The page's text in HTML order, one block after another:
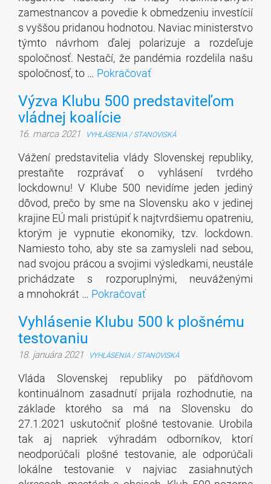
zamestnancov a povedie k obmedzeniu investícií
s vyššou pridanou hodnotou. Naviac ministerstvo
týmto návrhom ďalej polarizuje a rozdeľuje
spoločnosť. Nestačí, že pandémia rozdelila našu
spoločnosť, to … Pokračovať
Výzva Klubu 500 predstaviteľom
vládnej koalície
16. marca 2021 VYHLÁSENIA / STANOVISKÁ
Vážení predstavitelia vlády Slovenskej republiky,
prestaňte rozprávať o vyhlásení tvrdého
lockdownu! V Klube 500 nevidíme jeden jediný
dôvod, prečo by sme na Slovensku ako v jedinej
krajine EÚ mali pristúpiť k najtvrdšiemu opatreniu,
ktorým je vypnutie ekonomiky, tzv. lockdown.
Namiesto toho, aby ste sa zamysleli nad sebou,
nad svojou prácou a svojimi výsledkami, neustále
prichádzate s rozporuplnými, neuváženými
a mnohokrát … Pokračovať
Vyhlásenie Klubu 500 k plošnému
testovaniu
18. januára 2021 VYHLÁSENIA / STANOVISKÁ
Vláda Slovenskej republiky po päťdňovom
kontinuálnom zasadnutí prijala rozhodnutie, na
základe ktorého sa má na Slovensku do
27.1.2021 uskutočniť plošné testovanie. Urobila
tak aj napriek výhradám odborníkov, ktorí
neodporúčali plošné testovanie, ale odporúčali
lokálne testovanie v najviac zasiahnutých